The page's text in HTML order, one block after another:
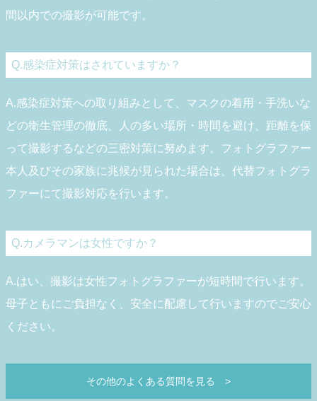
間以内での撮影が可能です。
Q.感染症対策はされていますか？
A.感染症対策への取り組みとして、マスクの着用・手洗いな
どの衛生管理の徹底、人の多い場所・時間を避け、距離を保
って撮影するなどの三密対策に努めます。フォトグラファー
本人及びその家族に兆候が見られた場合は、代替フォトグラ
ファーにて撮影対応を行います。
Q.カメラマンは女性ですか？
A.はい、撮影は女性フォトグラファーが短時間で行います。
母子ともにご負担なく、安全に配慮して行いますのでご安心
ください。
その他のよくある質問を見る >